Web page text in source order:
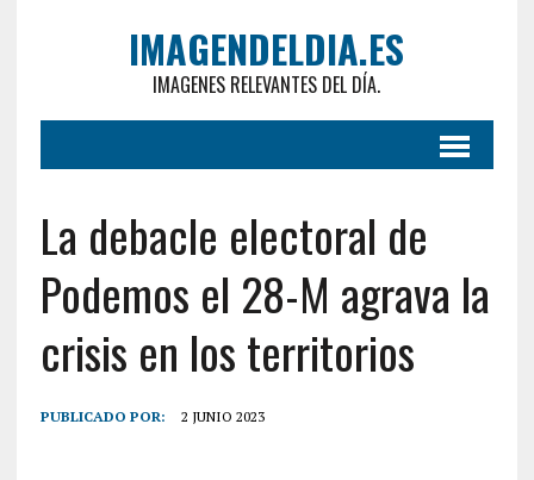
IMAGENDELDIA.ES
IMAGENES RELEVANTES DEL DÍA.
La debacle electoral de
Podemos el 28-M agrava la
crisis en los territorios
PUBLICADO POR: 2 JUNIO 2023